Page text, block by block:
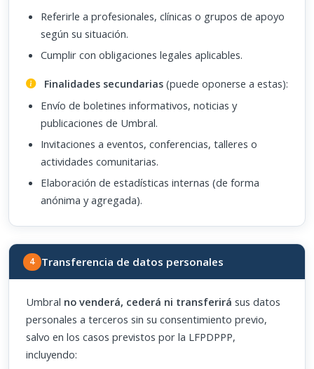
Referirle a profesionales, clínicas o grupos de apoyo
según su situación.
Cumplir con obligaciones legales aplicables.
Finalidades secundarias (puede oponerse a estas):
Envío de boletines informativos, noticias y
publicaciones de Umbral.
Invitaciones a eventos, conferencias, talleres o
actividades comunitarias.
Elaboración de estadísticas internas (de forma
anónima y agregada).
4 Transferencia de datos personales
Umbral no venderá, cederá ni transferirá sus datos
personales a terceros sin su consentimiento previo,
salvo en los casos previstos por la LFPDPPP,
incluyendo: